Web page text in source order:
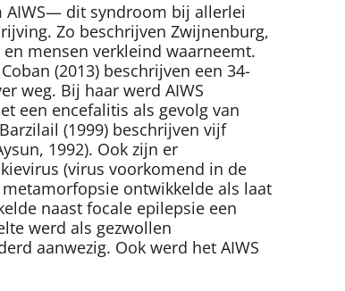
AIWS— dit syndroom bij allerlei
Zo beschrijven Zwijnenburg,
mensen verkleind waarneemt.
(2013) beschrijven een 34-
weg. Bij haar werd AIWS
een encefalitis als gevolg van
(1999) beschrijven vijf
1992). Ook zijn er
(virus voorkomend in de
ontwikkelde als laat
naast focale epilepsie een
werd als gezwollen
aanwezig. Ook werd het AIWS